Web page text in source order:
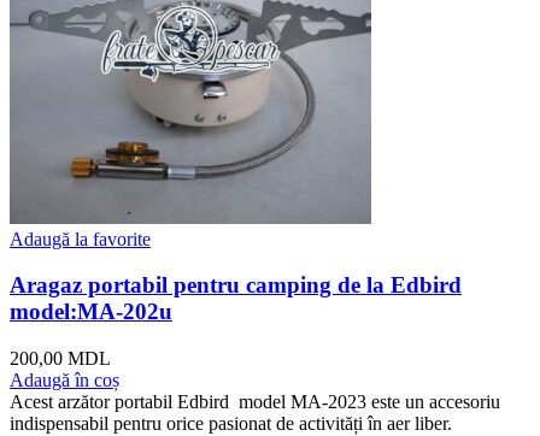
Adaugă la favorite
Aragaz portabil pentru camping de la Edbird
model:MA-202u
200,00 MDL
Adaugă în coș
Acest arzător portabil Edbird model MA-2023 este un accesoriu
indispensabil pentru orice pasionat de activități în aer liber.